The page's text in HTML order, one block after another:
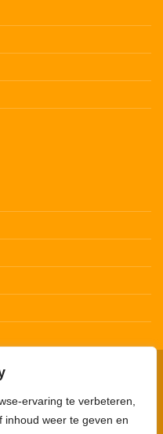
ervaring te verbeteren,
inhoud weer te geven en